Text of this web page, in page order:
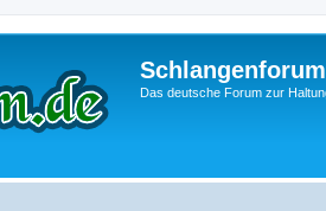
Das deutsche Forum zur